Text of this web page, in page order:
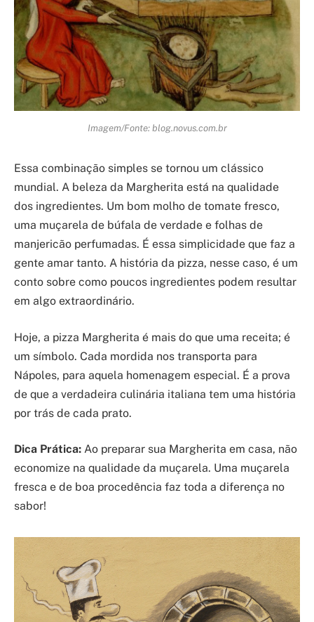
Imagem/Fonte: blog.novus.com.br
Essa combinação simples se tornou um clássico
mundial. A beleza da Margherita está na qualidade
dos ingredientes. Um bom molho de tomate fresco,
uma muçarela de búfala de verdade e folhas de
manjericão perfumadas. É essa simplicidade que faz a
gente amar tanto. A história da pizza, nesse caso, é um
conto sobre como poucos ingredientes podem resultar
em algo extraordinário.
Hoje, a pizza Margherita é mais do que uma receita; é
um símbolo. Cada mordida nos transporta para
Nápoles, para aquela homenagem especial. É a prova
de que a verdadeira culinária italiana tem uma história
por trás de cada prato.
Dica Prática: Ao preparar sua Margherita em casa, não
economize na qualidade da muçarela. Uma muçarela
fresca e de boa procedência faz toda a diferença no
sabor!